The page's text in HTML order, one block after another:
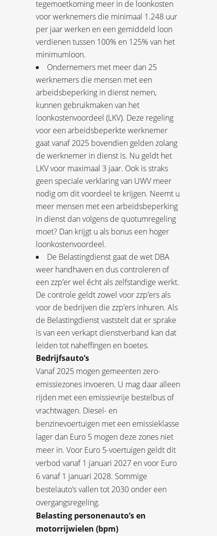
tegemoetkoming meer in de loonkosten
voor werknemers die minimaal 1.248 uur
per jaar werken en een gemiddeld loon
verdienen tussen 100% en 125% van het
minimumloon.
Ondernemers met meer dan 25
werknemers die mensen met een
arbeidsbeperking in dienst nemen,
kunnen gebruikmaken van het
loonkostenvoordeel (LKV). Deze regeling
voor een arbeidsbeperkte werknemer
gaat vanaf 2025 bovendien gelden zolang
de werknemer in dienst is. Nu geldt het
LKV voor maximaal 3 jaar. Ook is straks
geen speciale verklaring van UWV meer
nodig om dit voordeel te krijgen. Neemt u
meer mensen met een arbeidsbeperking
in dienst dan volgens de quotumregeling
moet? Dan krijgt u als bonus een hoger
loonkostenvoordeel.
De Belastingdienst gaat de wet DBA
weer handhaven en dus controleren of
een zzp’er wel écht als zelfstandige werkt.
De controle geldt zowel voor zzp’ers als
voor de bedrijven die zzp’ers inhuren. Als
de Belastingdienst vaststelt dat er sprake
is van een verkapt dienstverband kan dat
leiden tot naheffingen en boetes.
Bedrijfsauto’s
Vanaf 2025 mogen gemeenten zero-
emissiezones invoeren. U mag daar alleen
rijden met een emissievrije bestelbus of
vrachtwagen. Diesel- en
benzinevoertuigen met een emissieklasse
lager dan Euro 5 mogen deze zones niet
meer in. Voor Euro 5-voertuigen geldt dit
verbod vanaf 1 januari 2027 en voor Euro
6 vanaf 1 januari 2028. Sommige
bestelauto’s vallen tot 2030 onder een
overgangsregeling.
Belasting personenauto’s en
motorrijwielen (bpm)